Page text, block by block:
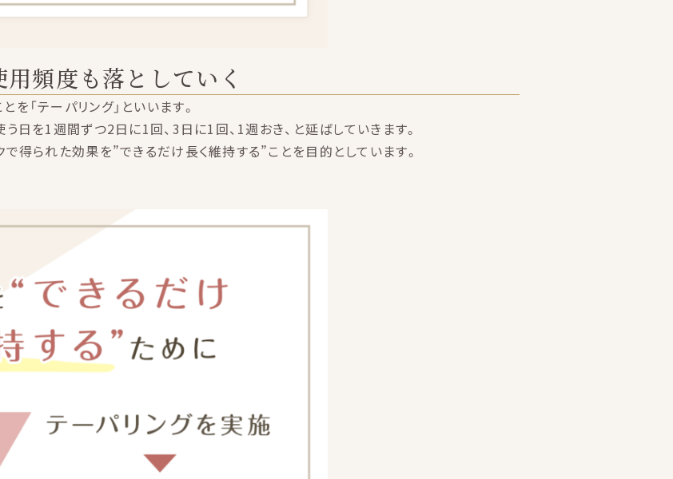
頻度も落としていく
「テーパリング」といいます。
日を1週間ずつ2日に1回、3日に1回、1週おき、と延ばしていきます。
得られた効果を”できるだけ長く維持する”ことを目的としています。